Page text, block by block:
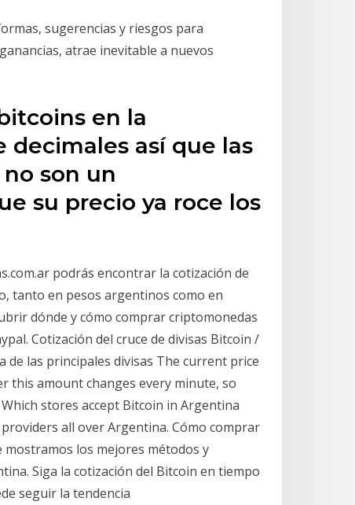
sugerencias y riesgos para
atrae inevitable a nuevos
en la
así que las
son un
su precio ya roce los
podrás encontrar la cotización de
tanto en pesos argentinos como en
dónde y cómo comprar criptomonedas
Cotización del cruce de divisas Bitcoin /
de las principales divisas The current price
this amount changes every minute, so
stores accept Bitcoin in Argentina
all over Argentina. Cómo comprar
los mejores métodos y
Siga la cotización del Bitcoin en tiempo
seguir la tendencia